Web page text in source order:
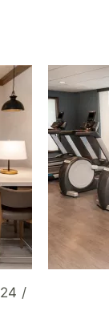
/